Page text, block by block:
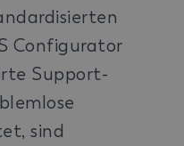
Configurator
Support-
sind